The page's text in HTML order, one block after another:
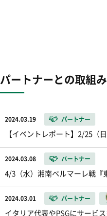
パートナーとの取組
2024.03.19 パートナー
【イベントレポート】2/25（
2024.03.08 パートナー
4/3（水）湘南ベルマーレ戦『
2024.03.01 パートナー
イタリア代表やPSGにサービ